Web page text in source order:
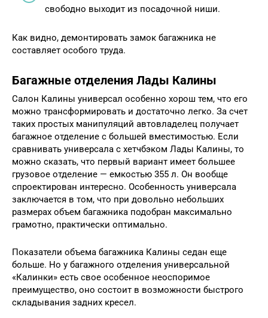
свободно выходит из посадочной ниши.
Как видно, демонтировать замок багажника не
составляет особого труда.
Багажные отделения Лады Калины
Салон Калины универсал особенно хорош тем, что его
можно трансформировать и достаточно легко. За счет
таких простых манипуляций автовладелец получает
багажное отделение с большей вместимостью. Если
сравнивать универсала с хетчбэком Лады Калины, то
можно сказать, что первый вариант имеет большее
грузовое отделение — емкостью 355 л. Он вообще
спроектирован интересно. Особенность универсала
заключается в том, что при довольно небольших
размерах объем багажника подобран максимально
грамотно, практически оптимально.
Показатели объема багажника Калины седан еще
больше. Но у багажного отделения универсальной
«Калинки» есть свое особенное неоспоримое
преимущество, оно состоит в возможности быстрого
складывания задних кресел.